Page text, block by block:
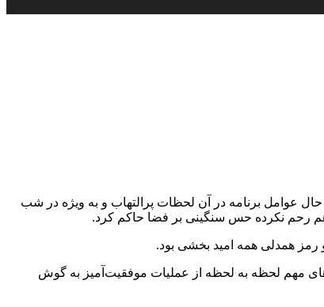
آغاز عملیات «وعده صادق ۳» اجرای برنامه داشت به بیان حس و حال عوامل برنامه در آن لحظات پرالتهاب و به ویژه در شب
رمز همدلی همه امید بخشی بود.
مملو از شور و غرور ملی بود و خبرهای مهم لحظه به لحظه از عملیات موفقیت‌آمیز به گوش